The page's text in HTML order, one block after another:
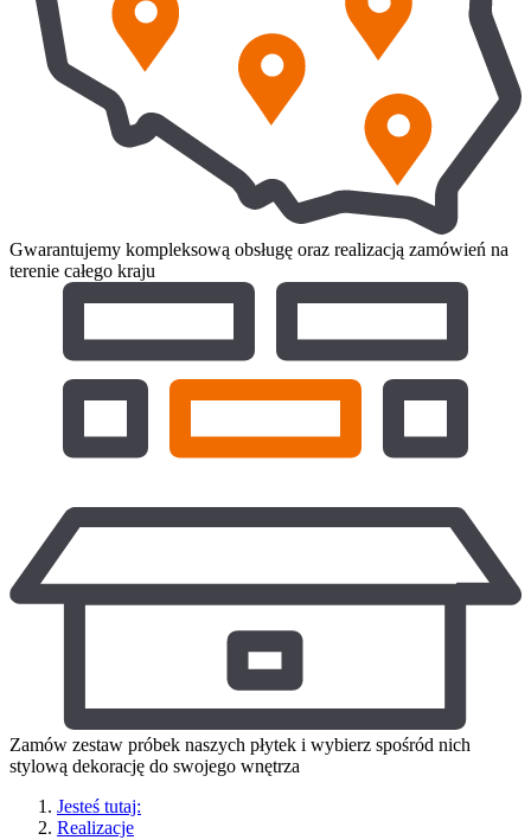
Gwarantujemy kompleksową obsługę oraz realizacją zamówień na
terenie całego kraju
Zamów zestaw próbek naszych płytek i wybierz spośród nich
stylową dekorację do swojego wnętrza
Jesteś tutaj:
Realizacje